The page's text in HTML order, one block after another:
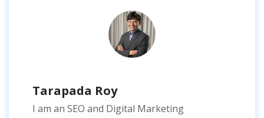
Tarapada Roy
I am an SEO and Digital Marketing